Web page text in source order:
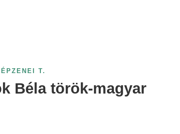
T.
Béla török-magyar